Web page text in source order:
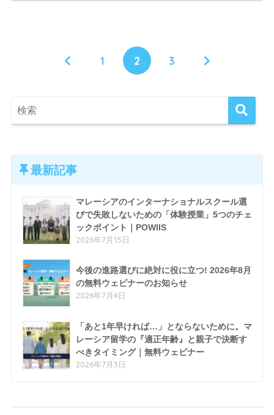
1 2 3
最新記事
マレーシアのインターナショナルスクール選
びで失敗しないための「体験授業」5つのチェ
ックポイント｜POWIIS
2026年7月15日
今後の進路選びに絶対に役に立つ! 2026年8月
の無料ウェビナーのお知らせ
2026年7月4日
「あと1年早ければ…」とならないために。マ
レーシア留学の『適正年齢』と親子で決断す
べきタイミング｜無料ウェビナー
2026年7月3日